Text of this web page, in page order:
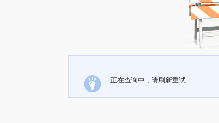
正在查询中，请刷新重试